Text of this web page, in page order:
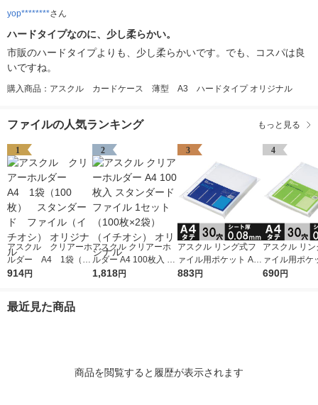
yop********さん
ハードタイプなのに、少し柔らかい。
市販のハードタイプよりも、少し柔らかいです。でも、コスパは良
いですね。
購入商品：アスクル カードケース 薄型 A3 ハードタイプ オリジナル
ファイルの人気ランキング もっと見る
1
アスクル クリアーホ
ルダー A4 1袋（10
0枚） スタンダー
914円
2
アスクル クリアーホ
ルダー A4 100枚入 ス
タンダード ファイル
1,818円
3
アスクル リング式フ
ァイル用ポケット A4
タテ 30穴 厚さ0.08m
883円
4
アスクル リ
ァイル用ポケ
タテ 30穴 厚
690円
最近見た商品
商品を閲覧すると履歴が表示されます